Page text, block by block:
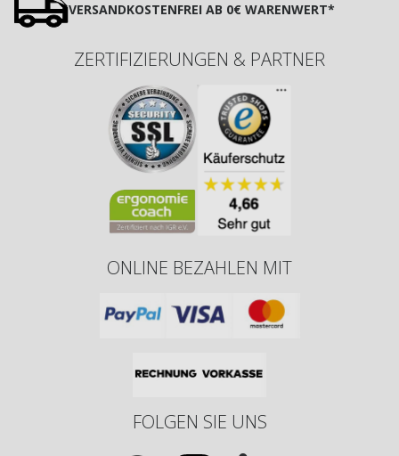
VERSANDKOSTENFREI AB 0€ WARENWERT*
ZERTIFIZIERUNGEN & PARTNER
ONLINE BEZAHLEN MIT
FOLGEN SIE UNS